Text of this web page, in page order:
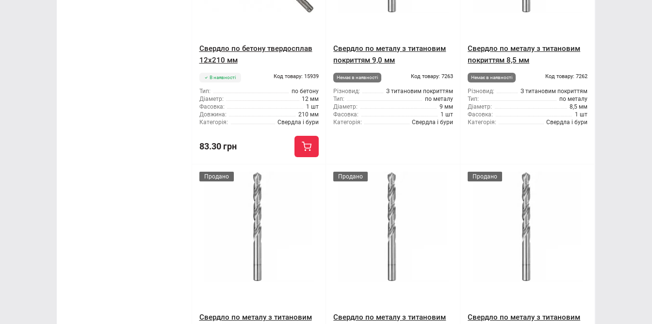
Свердло по бетону твердосплав
12x210 мм
В наявності Код товару: 15939
Тип:
по бетону
Діаметр:
12 мм
Фасовка:
1 шт
Довжина:
210 мм
Категорія:
Свердла і бури
83.30 грн
Свердло по металу з титановим
покриттям 9,0 мм
Немає в наявності Код товару: 7263
Різновид:
З титановим покриттям
Тип:
по металу
Діаметр:
9 мм
Фасовка:
1 шт
Категорія:
Свердла і бури
Свердло по металу з титановим
покриттям 8,5 мм
Немає в наявності Код товару: 7262
Різновид:
З титановим покриттям
Тип:
по металу
Діаметр:
8,5 мм
Фасовка:
1 шт
Категорія:
Свердла і бури
Продано
Свердло по металу з титановим
Продано
Свердло по металу з титановим
Продано
Свердло по металу з титановим